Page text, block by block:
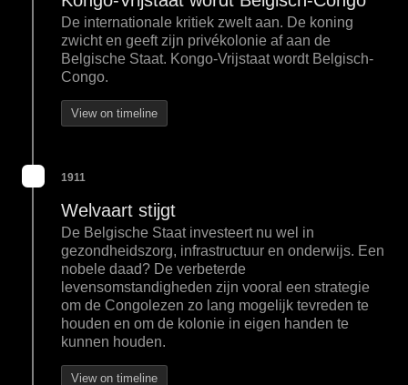
De internationale kritiek zwelt aan. De koning
zwicht en geeft zijn privékolonie af aan de
Belgische Staat. Kongo-Vrijstaat wordt Belgisch-
Congo.
View on timeline
1911
Welvaart stijgt
De Belgische Staat investeert nu wel in
gezondheidszorg, infrastructuur en onderwijs. Een
nobele daad? De verbeterde
levensomstandigheden zijn vooral een strategie
om de Congolezen zo lang mogelijk tevreden te
houden en om de kolonie in eigen handen te
kunnen houden.
View on timeline